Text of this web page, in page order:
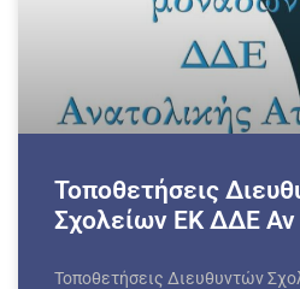
Τοποθετήσεις
Σχολείων ΕΚ ΔΔΕ Αν
Τοποθετήσεις Διευθυντών